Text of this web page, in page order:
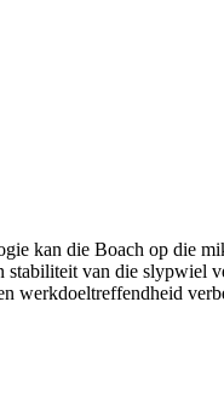
kan die Boach op die
van die slypwiel
werkdoeltreffendheid